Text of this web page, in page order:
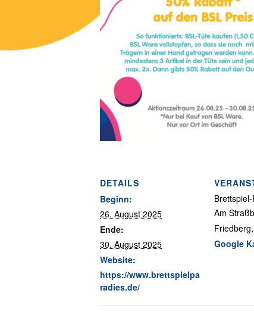
DETAILS
Beginn:
26. August 2025
Ende:
30. August 2025
Website:
https://www.brettspielpa
radies.de/
Am
Friedberg,
Google